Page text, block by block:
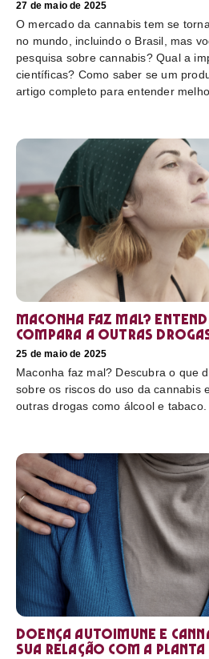
27 de maio de 2025
O mercado da cannabis tem se
no mundo, incluindo o Brasil, mas
pesquisa sobre cannabis? Qual a
científicas? Como saber se um
artigo completo para entender
Maconha faz mal?
compara a outras
25 de maio de 2025
Maconha faz mal? Descubra o que
sobre os riscos do uso da cannabis
outras drogas como álcool e tabaco.
Doença autoimune e
sua relação com a planta